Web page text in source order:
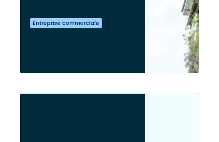
Entreprise commerciale